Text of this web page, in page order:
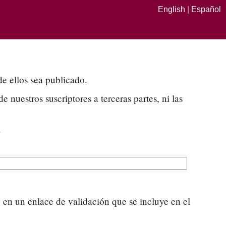
English Español
ellos sea publicado.
nuestros suscriptores a terceras partes, ni las
un enlace de validación que se incluye en el